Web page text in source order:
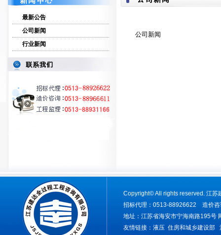
最新公告
公司新闻
行业新闻
公司新闻
Copyright©All rights reserved. 江
招标代理：0513-88926622 造价
地址：江苏省海安市宁海南路195
友情链接： 液压 住房和城乡建设部